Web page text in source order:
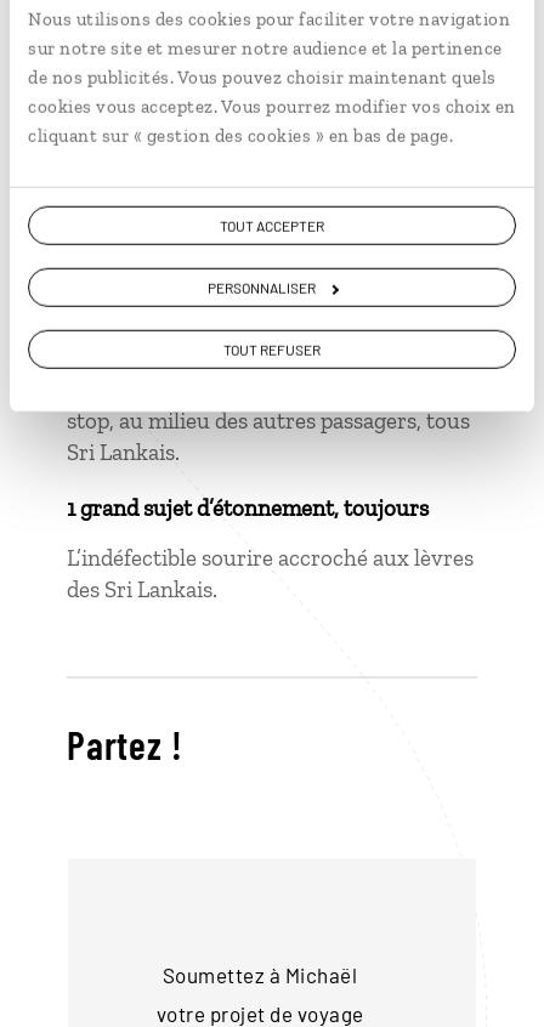
Nous utilisons des cookies pour faciliter votre navigation
sur notre site et mesurer notre audience et la pertinence
de nos publicités. Vous pouvez choisir maintenant quels
cookies vous acceptez. Vous pourrez modifier vos choix en
cliquant sur « gestion des cookies » en bas de page.
TOUT ACCEPTER
PERSONNALISER
TOUT REFUSER
Lanka, ce sont des lieux intégrés à la vie
quotidienne et toujours très animés.
1 grand moment de solitude
Au large des plages de Trincomalee, au
milieu de deux requins de récif.
1 grand moment de béatitude
stop, au milieu des autres passagers, tous
Sri Lankais.
1 grand sujet d’étonnement, toujours
L’indéfectible sourire accroché aux lèvres
des Sri Lankais.
Partez !
Soumettez à Michaël
votre projet de voyage